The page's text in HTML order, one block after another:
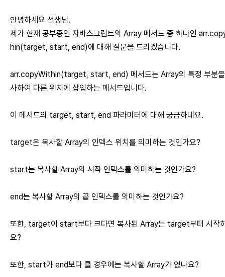
안녕하세요 선생님.
제가 현재 공부중인 자바스크립트의 Array 메서드 중 하나인
hin(target, start, end)에 대해 질문을 드리겠습니다.
arr.copyWithin(target, start, end) 메서드는 Array의 특정 부분
사하여 다른 위치에 삽입하는 메서드입니다.
이 메서드의 target, start, end 파라미터에 대해 궁금하네요.
target은 복사할 Array의 인덱스 위치를 의미하는 것인가요?
start는 복사할 Array의 시작 인덱스를 의미하는 것인가요?
end는 복사할 Array의 끝 인덱스를 의미하는 것인가요?
또한, target이 start보다 크다면 복사된 Array는 target부터 시작
요?
또한, start가 end보다 클 경우에는 복사할 Array가 없나요?